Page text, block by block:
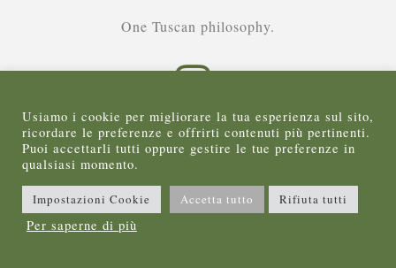
One Tuscan philosophy.
AZIENDA AGRICOLA “I CIPRESSINI” di Thiago Bernabei
Ranieri – P.IVA 06574410483 – REA SI-145570 -Privacy &
Cookie Policy -
Usiamo i cookie per migliorare la tua esperienza sul sito,
ricordare le preferenze e offrirti contenuti più pertinenti.
Puoi accettarli tutti oppure gestire le tue preferenze in
qualsiasi momento.
Impostazioni Cookie Accetta tutto Rifiuta tutti
Per saperne di più